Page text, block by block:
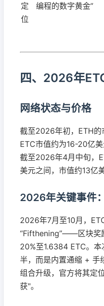
定
位
编程的数字黄金”
四、2026年
网络状态与价格
截至2026年初，ETH
ETC市值约为16-20亿美
截至2026年4月中旬，
美元之间，市值约13亿
2026年关键事件
2026年7月至10月，
“Fifthening”——区块奖
20%至1.6384 ETC。
半，而是内置通缩 + 手
组合升级，官方将其定
获"。